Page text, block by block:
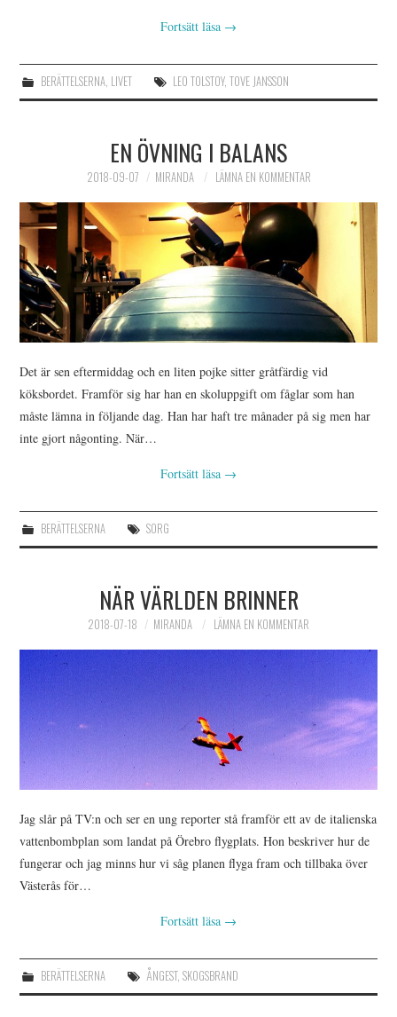
Fortsätt läsa →
BERÄTTELSERNA, LIVET LEO TOLSTOY, TOVE JANSSON
EN ÖVNING I BALANS
2018-09-07 MIRANDA LÄMNA EN KOMMENTAR
Det är sen eftermiddag och en liten pojke sitter gråtfärdig vid
köksbordet. Framför sig har han en skoluppgift om fåglar som han
måste lämna in följande dag. Han har haft tre månader på sig men har
inte gjort någonting. När…
Fortsätt läsa →
BERÄTTELSERNA SORG
NÄR VÄRLDEN BRINNER
2018-07-18 MIRANDA LÄMNA EN KOMMENTAR
Jag slår på TV:n och ser en ung reporter stå framför ett av de italienska
vattenbombplan som landat på Örebro flygplats. Hon beskriver hur de
fungerar och jag minns hur vi såg planen flyga fram och tillbaka över
Västerås för…
Fortsätt läsa →
BERÄTTELSERNA ÅNGEST, SKOGSBRAND